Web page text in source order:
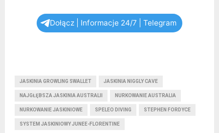
Dołącz | Informacje 24/7 | Telegram
JASKINIA GROWLING SWALLET JASKINIA NIGGLY CAVE
NAJGŁĘBSZA JASKINIA AUSTRALII NURKOWANIE AUSTRALIA
NURKOWANIE JASKINIOWE SPELEO DIVING STEPHEN FORDYCE
SYSTEM JASKINIOWY JUNEE-FLORENTINE